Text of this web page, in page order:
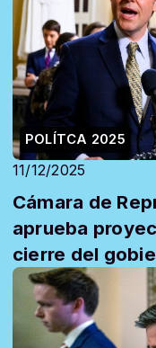
POLÍTCA 2025
11/12/2025
Cámara de
aprueba
cierre del